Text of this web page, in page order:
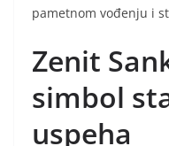
pametnom vođenju i
Zenit
simbol
uspeha